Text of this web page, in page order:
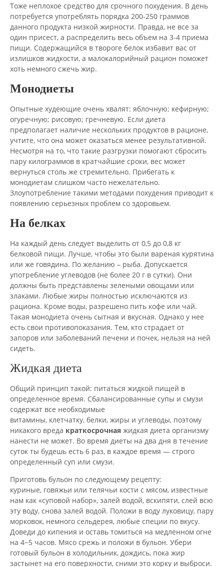
Тоже неплохое средство для срочного похудения. В день
потребуется употреблять порядка 200-250 граммов
данного продукта низкой жирности. Правда, не все за
один присест, а распределить весь объем на 3-4 приема
пищи. Содержащийся в твороге белок избавит вас от
излишков жидкости, а малокалорийный рацион поможет
хоть немного сжечь жир.
Монодиеты
Опытные худеющие очень хвалят: яблочную; кефирную;
огуречную; рисовую; гречневую. Если диета
предполагает наличие нескольких продуктов в рационе,
учтите, что она может оказаться менее результативной.
Несмотря на то, что такие разгрузки помогают сбросить
пару килограммов в кратчайшие сроки, вес может
вернуться столь же стремительно. Прибегать к
монодиетам слишком часто нежелательно.
Злоупотребление такими методами похудения приводит к
появлению серьезных проблем со здоровьем.
На белках
На каждый день следует выделить от 0,5 до 0,8 кг
белковой пищи. Лучше, чтобы это были вареная курятина
или же говядина. По желанию – рыба. Допускается
употребление углеводов (не более 20 г в сутки). Они
должны быть представлены зелеными овощами или
злаками. Любые жиры полностью исключаются из
рациона. Кроме воды, разрешено пить кофе или чай.
Такая монодиета очень сытная и вкусная. Однако у нее
есть свои противопоказания. Тем, кто страдает от
запоров или заболеваний печени и почек, нельзя на ней
сидеть.
Жидкая диета
Общий принцип такой: питаться жидкой пищей в
определенное время. Сбалансированные супы и смузи
содержат все необходимые
витамины, клетчатку, белки, жиры и углеводы, поэтому
никакого вреда краткосрочная жидкая диета организму
нанести не может. Во время диеты на два дня в течение
суток ты будешь есть 6 раз, в каждое время — строго
определенный суп или смузи.
Приготовь бульон по следующему рецепту:
куриные, говяжьи или телячьи кости с мясом, известные
нам как «суповой набор», залей водой, вскипяти, слей всю
эту воду, снова залей водой. Положи в воду луковицу, пару
морковок, немного сельдерея, любые специи по вкусу.
Доведи до кипения и оставь томиться на медленном огне
на 4−5 часов. Мясо срежь и положи в бульон. Убери
готовый бульон в холодильник, дождись, пока жир
застынет на его поверхности, сними это корку и выброси.